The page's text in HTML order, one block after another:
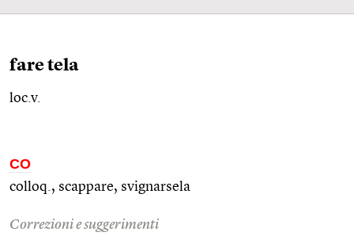
fare tela
loc.v.
CO
colloq., scappare, svignarsela
Correzioni e suggerimenti